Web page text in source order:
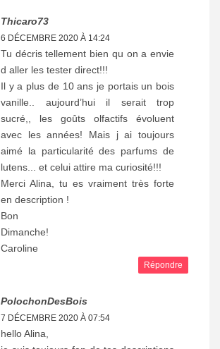
Thicaro73
6 DÉCEMBRE 2020 À 14:24
Tu décris tellement bien qu on a envie
d aller les tester direct!!!
Il y a plus de 10 ans je portais un bois
vanille.. aujourd’hui il serait trop
sucré,, les goûts olfactifs évoluent
avec les années! Mais j ai toujours
aimé la particularité des parfums de
lutens... et celui attire ma curiosité!!!
Merci Alina, tu es vraiment très forte
en description !
Bon
Dimanche!
Caroline
Répondre
PolochonDesBois
7 DÉCEMBRE 2020 À 07:54
hello Alina,